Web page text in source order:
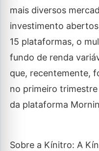
mais diversos
investimento
15 plataformas, o
fundo de renda
que, recentemente,
no primeiro
da plataforma
Sobre a Kínitro: A